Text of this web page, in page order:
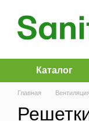
Перейти к
Каталог
Главная Вентиляция